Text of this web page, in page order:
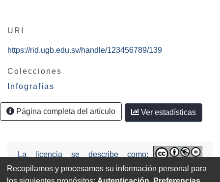
URI
https://rid.ugb.edu.sv/handle/123456789/139
Colecciones
Infografías
Página completa del artículo Ver estadísticas
La licencia se describe como:
Attribution-NonCommercial-NoDerivs
3.0 United States (CC BY-NC-ND 3.0 US).
Recopilamos y procesamos su información personal para